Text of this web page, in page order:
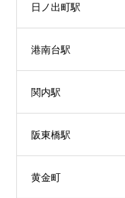
日ノ出町駅
港南台駅
関内駅
阪東橋駅
黄金町